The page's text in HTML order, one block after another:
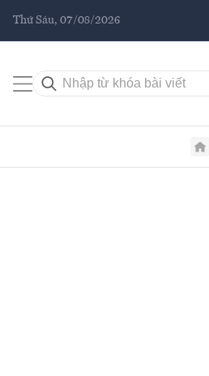
Thứ Sáu, 07/08/2026